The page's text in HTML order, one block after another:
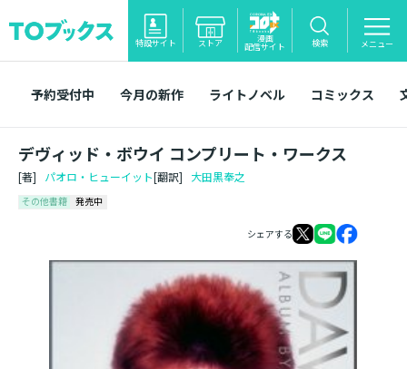
特設サイト ストア 漫画
配信サイト 検索 メニュー
予約受付中 今月の新作 ライトノベル コミックス
デヴィッド・ボウイ コンプリート・ワークス
[著] パオロ・ヒューイット[翻訳] 大田黒奉之
その他書籍 発売中
シェアする